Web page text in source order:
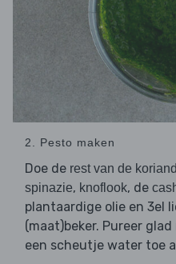
2. Pesto maken
Doe de rest van de
spinazie, knoflook, de
plantaardige olie en 3el
(maat)beker. Pureer
een scheutje water toe